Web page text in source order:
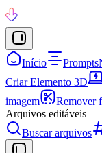
Início Prompts
Criar Elemento 3D
imagem
Remover
Arquivos editáveis
Buscar arquivos